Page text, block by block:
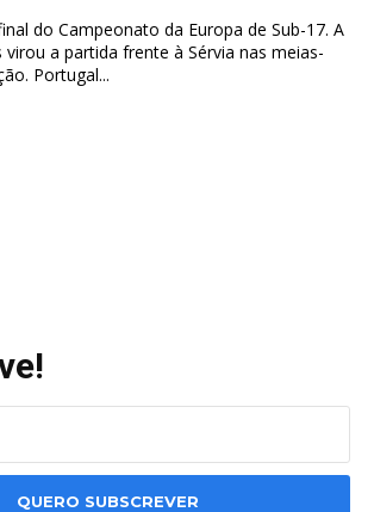
do Campeonato da Europa de Sub-17. A
virou a partida frente à Sérvia nas meias-
finais da competição. Portugal...
QUERO SUBSCREVER